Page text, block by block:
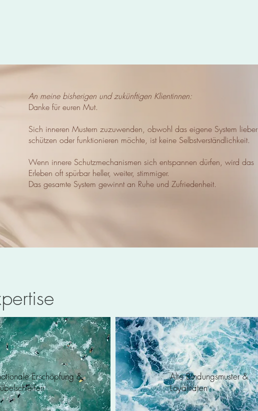
An meine bisherigen und zukünftigen Klientinnen:
Danke für euren Mut.
Sich inneren Mustern zuzuwenden, obwohl das eigene System lieber
schützen oder funktionieren möchte, ist keine Selbstverständlichkeit.
Wenn innere Schutzmechanismen sich entspannen dürfen, wird das
Erleben oft spürbar heller, weiter, stimmiger.
Das gesamte System gewinnt an Ruhe und Zufriedenheit.
Stamm
Erschöpfung &
Alte Bindungsmuster &
Loyalitäten